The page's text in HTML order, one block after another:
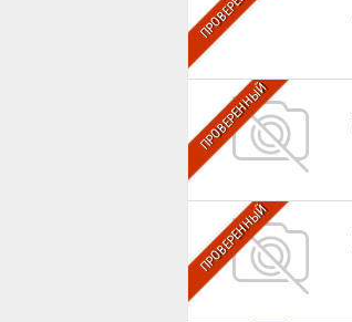
ПРОВЕРЕННЫЙ
ПРОВЕРЕННЫЙ